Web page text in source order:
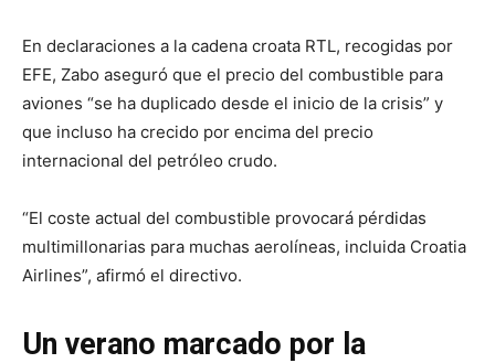
En declaraciones a la cadena croata RTL, recogidas por
EFE, Zabo aseguró que el precio del combustible para
aviones “se ha duplicado desde el inicio de la crisis” y
que incluso ha crecido por encima del precio
internacional del petróleo crudo.
“El coste actual del combustible provocará pérdidas
multimillonarias para muchas aerolíneas, incluida Croatia
Airlines”, afirmó el directivo.
Un verano marcado por la